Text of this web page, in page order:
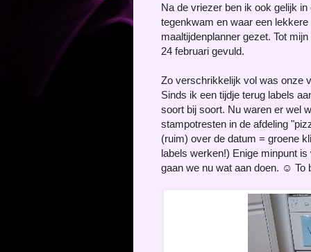
Na de vriezer ben ik ook gelijk
tegenkwam en waar een
maaltijdenplanner gezet. Tot
24 februari gevuld.
Zo verschrikkelijk vol was onze
Sinds ik een tijdje terug labels
soort bij soort. Nu waren er wel
stampotresten in de afdeling
(ruim) over de datum = groene
labels werken!) Enige minpunt
gaan we nu wat aan doen. ☺ To